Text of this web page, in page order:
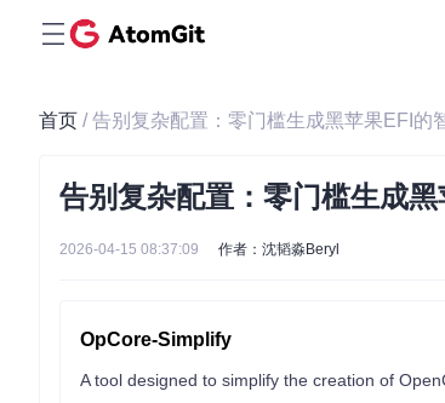
首页 / 告别复杂配置：零门槛生成黑苹果EFI的
告别复杂配置：零门槛生成
2026-04-15 08:37:09 作者：沈韬淼Beryl
OpCore-Simplify
A tool designed to simplify the creation of